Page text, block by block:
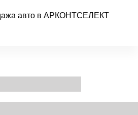
авто в АРКОНТСЕЛЕКТ